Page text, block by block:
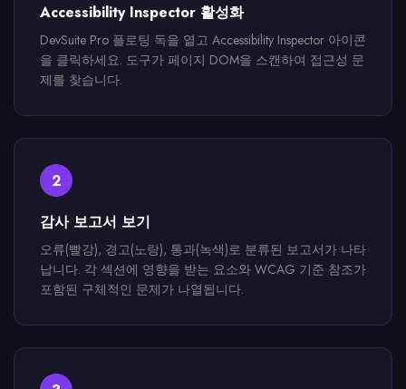
Accessibility Inspector 활성화
DevSuite Pro 플로팅 독을 열고 Accessibility Inspector 아이콘
을 클릭하세요. 도구가 페이지 DOM을 스캔하여 접근성 문
제를 찾습니다.
2
감사 보고서 보기
오류(빨강), 경고(노랑), 통과(녹색)로 분류된 보고서가 나타
납니다. 각 섹션에 영향을 받는 요소와 WCAG 기준 참조가
포함된 구체적인 문제가 나열됩니다.